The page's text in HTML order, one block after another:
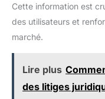
Cette information est
des utilisateurs et
marché.
Lire plus
des litiges